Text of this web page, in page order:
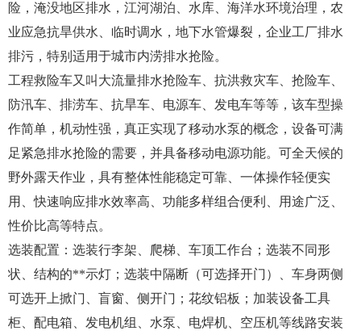
险，淹没地区排水，江河湖泊、水库、海洋水环境治理，农
业应急抗旱供水、临时调水，地下水管爆裂，企业工厂排水
排污，特别适用于城市内涝排水抢险。
工程救险车又叫大流量排水抢险车、抗洪救灾车、抢险车、
防汛车、排涝车、抗旱车、电源车、发电车等等，该车型操
作简单，机动性强，真正实现了移动水泵的概念，设备可满
足紧急排水抢险的需要，并具备移动电源功能。可全天候的
野外露天作业，具有整体性能稳定可靠、一体操作轻便实
用、快速响应排水效率高、功能多样组合便利、用途广泛、
性价比高等特点。
选装配置：选装行李架、爬梯、车顶工作台；选装不同形
状、结构的**示灯；选装中隔断（可选择开门）、车身两侧
可选开上掀门、盲窗、侧开门；花纹铝板；加装设备工具
柜、配电箱、发电机组、水泵、电焊机、空压机等线路安装